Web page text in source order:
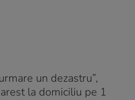
un dezastru”,
la domiciliu pe 1